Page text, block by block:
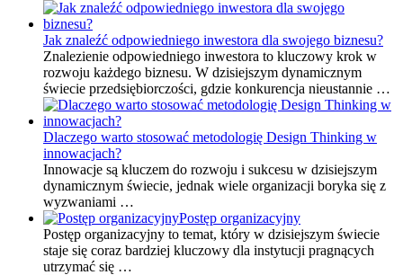
Jak znaleźć odpowiedniego inwestora dla swojego biznesu?
Znalezienie odpowiedniego inwestora to kluczowy krok w
rozwoju każdego biznesu. W dzisiejszym dynamicznym
świecie przedsiębiorczości, gdzie konkurencja nieustannie …
Dlaczego warto stosować metodologię Design Thinking w
innowacjach?
Innowacje są kluczem do rozwoju i sukcesu w dzisiejszym
dynamicznym świecie, jednak wiele organizacji boryka się z
wyzwaniami …
Postęp organizacyjny
Postęp organizacyjny to temat, który w dzisiejszym świecie
staje się coraz bardziej kluczowy dla instytucji pragnących
utrzymać się …